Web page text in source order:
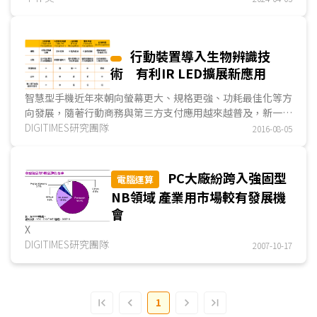
行動裝置導入生物辨識技
術 有利IR LED擴展新應用
智慧型手機近年來朝向螢幕更大、規格更強、功耗最佳化等方
向發展，隨著行動商務與第三方支付應用越來越普及，新一代
手機在個人身份辨識功能上也朝更簡化與更安全化的趨勢來設
DIGITIMES研究團隊 2016-08-05
電腦運算
PC大廠紛跨入強固型
NB領域 產業用市場較有發展機
會
X
DIGITIMES研究團隊
2007-10-17
1